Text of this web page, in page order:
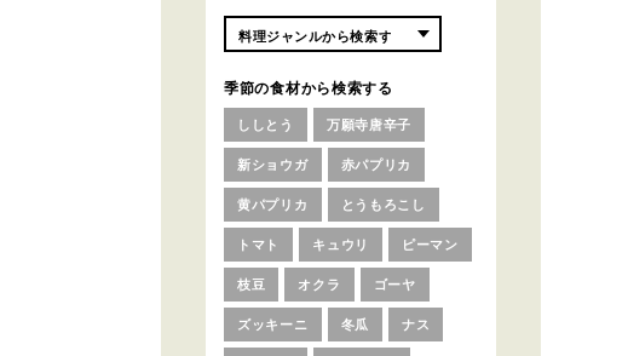
季節の食材から検索する
ししとう 万願寺唐辛子
新ショウガ 赤パプリカ
黄パプリカ とうもろこし
トマト キュウリ ピーマン
枝豆 オクラ ゴーヤ
ズッキーニ 冬瓜 ナス